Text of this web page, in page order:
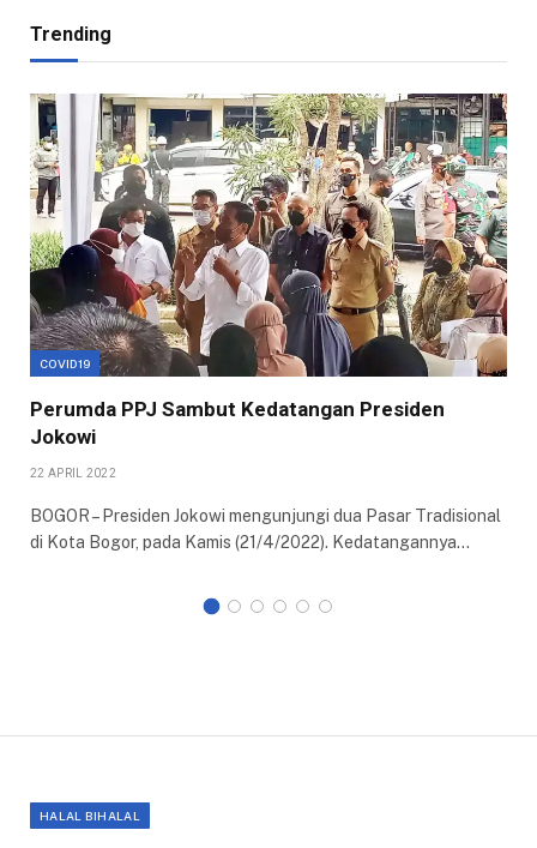
Trending
COVID19
Perumda PPJ Sambut Kedatangan Presiden
Jokowi
22 APRIL 2022
BOGOR – Presiden Jokowi mengunjungi dua Pasar Tradisional
di Kota Bogor, pada Kamis (21/4/2022). Kedatangannya…
HALAL BIHALAL